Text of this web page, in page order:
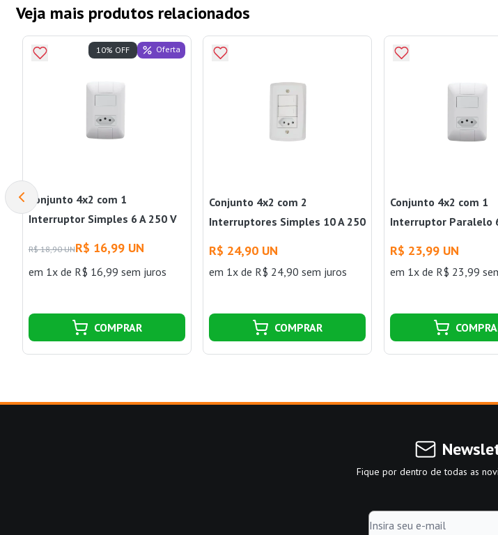
Veja mais produtos relacionados
Conjunto 4x2 com 1
Interruptor Simples 6 A 250 V
Aria Branco Tramontina
R$ 18,90 UNR$ 16,99 UN
em 1x de R$ 16,99 sem juros
10% OFF Oferta
COMPRAR
Conjunto 4x2 com 2
Interruptores Simples 10 A 250
Lux2 Branco Tramontina
R$ 24,90 UN
em 1x de R$ 24,90 sem juros
COMPRAR
Conjunto 4x2 com 1
Interruptor Paralelo
Aria Branco
R$ 23,99 UN
em 1x de R$ 23,99
Fique por dentro de todas as